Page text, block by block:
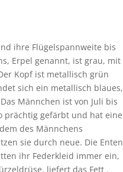
ihre Flügelspannweite bis
Erpel genannt, ist grau, mit
Kopf ist metallisch grün
sich ein metallisch blaues,
Männchen ist von Juli bis
prächtig gefärbt und hat eine
des Männchens
sie durch neue. Die Enten
ihr Federkleid immer ein,
liefert das Fett .